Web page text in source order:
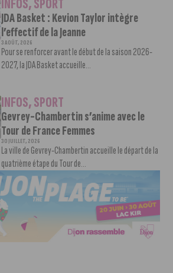
INFOS,SPORT
JDA Basket : Kevion Taylor intègre
l’effectif de la Jeanne
3 AOÛT, 2026
Pour se renforcer avant le début de la saison 2026-
2027, la JDA Basket accueille...
INFOS,SPORT
Gevrey-Chambertin s’anime avec le
Tour de France Femmes
30 JUILLET, 2026
La ville de Gevrey-Chambertin accueille le départ de la
quatrième étape du Tour de...